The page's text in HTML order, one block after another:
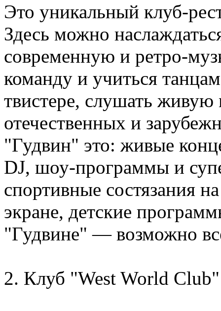
Это уникальный клуб-
Здесь можно
современную и ретро-
команду и учиться
твистере, слушать
отечественных и
"Гудвин" это: живые
DJ, шоу-программы и
спортивные состязания
экране, детские
"Гудвине" — возможно
2. Клуб "West World Club"